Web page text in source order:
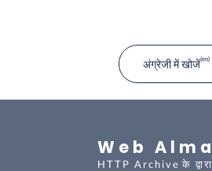
अंग्रेजी में खोजें
Web
HTTP Archive के द्वारा